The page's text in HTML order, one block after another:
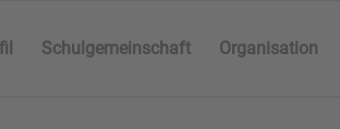
Schulgemeinschaft Organisation